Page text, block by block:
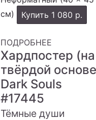
см)
Купить 1 080 р.
ПОДРОБНЕЕ
Хардпостер (на
твёрдой
Dark Souls
#17445
Тёмные души